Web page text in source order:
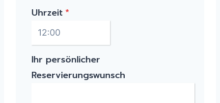
Uhrzeit *
Ihr persönlicher
Reservierungswunsch